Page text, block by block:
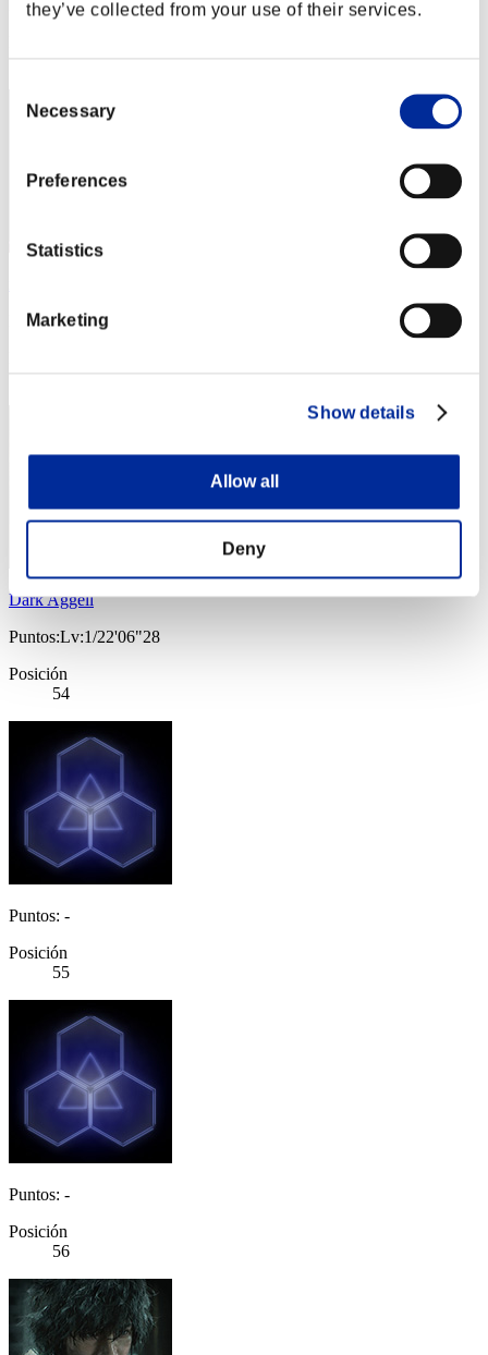
they’ve collected from your use of their services.
Selection
Necessary
Preferences
Statistics
Marketing
Show details
Allow all
Deny
Puntos: -
52
Puntos:Lv:1/19'57"59
53
Dark Aggell
Puntos:Lv:1/22'06"28
Posición
54
Puntos: -
Posición
55
Puntos: -
Posición
56